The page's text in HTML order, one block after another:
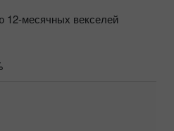
12-месячных векселей